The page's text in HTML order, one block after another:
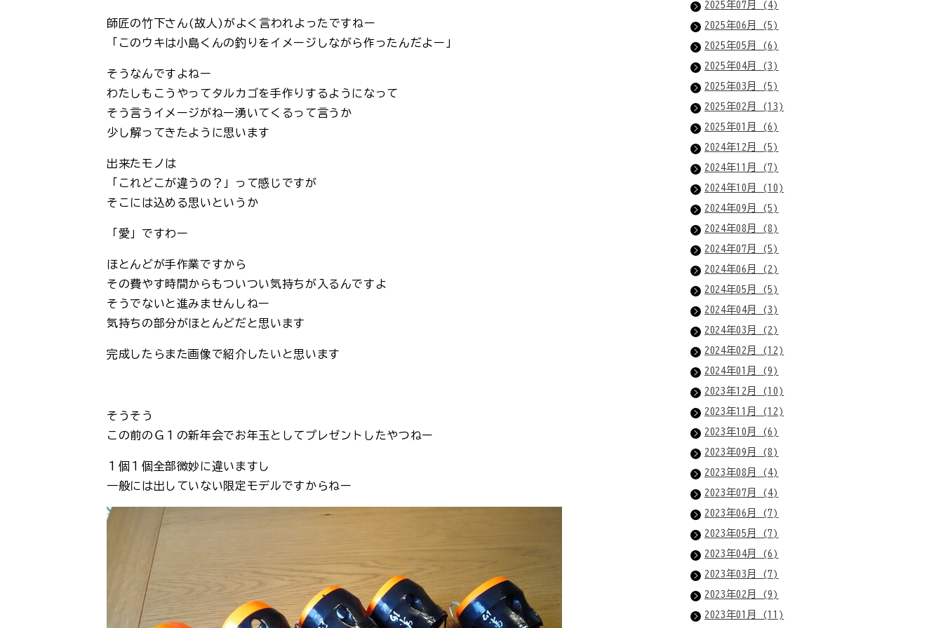
師匠の竹下さん(故人)がよく言われよったですねー
「このウキは小島くんの釣りをイメージしながら作ったんだよー」
そうなんですよねー
わたしもこうやってタルカゴを手作りするようになって
そう言うイメージがねー湧いてくるって言うか
少し解ってきたように思います
出来たモノは
「これどこが違うの？」って感じですが
そこには込める思いというか
「愛」ですわー
ほとんどが手作業ですから
その費やす時間からもついつい気持ちが入るんですよ
そうでないと進みませんしねー
気持ちの部分がほとんどだと思います
完成したらまた画像で紹介したいと思います
そうそう
この前のＧ１の新年会でお年玉としてプレゼントしたやつねー
１個１個全部微妙に違いますし
一般には出していない限定モデルですからねー
2025年07月 (4)
2025年06月 (5)
2025年05月 (6)
2025年04月 (3)
2025年03月 (5)
2025年02月 (13)
2025年01月 (6)
2024年12月 (5)
2024年11月 (7)
2024年10月 (10)
2024年09月 (5)
2024年08月 (8)
2024年07月 (5)
2024年06月 (2)
2024年05月 (5)
2024年04月 (3)
2024年03月 (2)
2024年02月 (12)
2024年01月 (9)
2023年12月 (10)
2023年11月 (12)
2023年10月 (6)
2023年09月 (8)
2023年08月 (4)
2023年07月 (4)
2023年06月 (7)
2023年05月 (7)
2023年04月 (6)
2023年03月 (7)
2023年02月 (9)
2023年01月 (11)